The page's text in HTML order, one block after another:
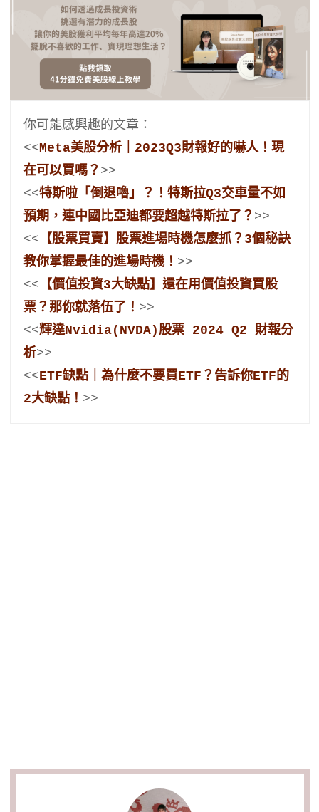
你可能感興趣的文章：
<<Meta美股分析｜2023Q3財報好的嚇人！現
在可以買嗎？ >>
<<特斯啦「倒退嚕」？！特斯拉Q3交車量不如
預期，連中國比亞迪都要超越特斯拉了？ >>
<< 【股票買賣】股票進場時機怎麼抓？3個秘訣
教你掌握最佳的進場時機！ >>
<< 【價值投資3大缺點】還在用價值投資買股
票？那你就落伍了！ >>
<<輝達Nvidia(NVDA)股票 2024 Q2 財報分
析>>
<<ETF缺點｜為什麼不要買ETF？告訴你ETF的
2大缺點！ >>